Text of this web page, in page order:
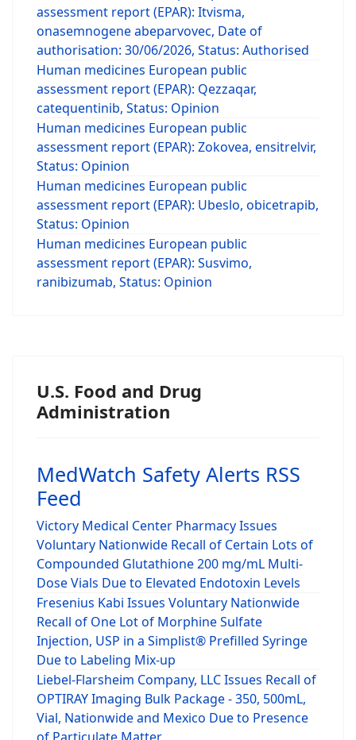
assessment report (EPAR): Itvisma,
onasemnogene abeparvovec, Date of
authorisation: 30/06/2026, Status: Authorised
Human medicines European public
assessment report (EPAR): Qezzaqar,
catequentinib, Status: Opinion
Human medicines European public
assessment report (EPAR): Zokovea, ensitrelvir,
Status: Opinion
Human medicines European public
assessment report (EPAR): Ubeslo, obicetrapib,
Status: Opinion
Human medicines European public
assessment report (EPAR): Susvimo,
ranibizumab, Status: Opinion
U.S. Food and Drug
Administration
MedWatch Safety Alerts RSS
Feed
Victory Medical Center Pharmacy Issues
Voluntary Nationwide Recall of Certain Lots of
Compounded Glutathione 200 mg/mL Multi-
Dose Vials Due to Elevated Endotoxin Levels
Fresenius Kabi Issues Voluntary Nationwide
Recall of One Lot of Morphine Sulfate
Injection, USP in a Simplist® Prefilled Syringe
Due to Labeling Mix-up
Liebel-Flarsheim Company, LLC Issues Recall of
OPTIRAY Imaging Bulk Package - 350, 500mL,
Vial, Nationwide and Mexico Due to Presence